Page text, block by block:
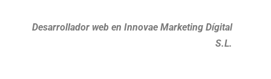
Desarrollador web en Innovae Marketing Dígital
S.L.